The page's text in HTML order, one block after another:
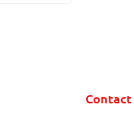
Contact